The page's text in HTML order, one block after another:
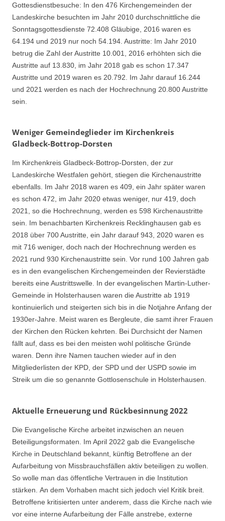
Gottesdienstbesuche: In den 476 Kirchengemeinden der
Landeskirche besuchten im Jahr 2010 durchschnittliche die
Sonntagsgottesdienste 72.408 Gläubige, 2016 waren es
64.194 und 2019 nur noch 54.194. Austritte: Im Jahr 2010
betrug die Zahl der Austritte 10.001, 2016 erhöhten sich die
Austritte auf 13.830, im Jahr 2018 gab es schon 17.347
Austritte und 2019 waren es 20.792. Im Jahr darauf 16.244
und 2021 werden es nach der Hochrechnung 20.800 Austritte
sein.
Weniger Gemeindeglieder im Kirchenkreis
Gladbeck-Bottrop-Dorsten
Im Kirchenkreis Gladbeck-Bottrop-Dorsten, der zur
Landeskirche Westfalen gehört, stiegen die Kirchenaustritte
ebenfalls. Im Jahr 2018 waren es 409, ein Jahr später waren
es schon 472, im Jahr 2020 etwas weniger, nur 419, doch
2021, so die Hochrechnung, werden es 598 Kirchenaustritte
sein. Im benachbarten Kirchenkreis Recklinghausen gab es
2018 über 700 Austritte, ein Jahr darauf 943, 2020 waren es
mit 716 weniger, doch nach der Hochrechnung werden es
2021 rund 930 Kirchenaustritte sein. Vor rund 100 Jahren gab
es in den evangelischen Kirchengemeinden der Revierstädte
bereits eine Austrittswelle. In der evangelischen Martin-Luther-
Gemeinde in Holsterhausen waren die Austritte ab 1919
kontinuierlich und steigerten sich bis in die Notjahre Anfang der
1930er-Jahre. Meist waren es Bergleute, die samt ihrer Frauen
der Kirchen den Rücken kehrten. Bei Durchsicht der Namen
fällt auf, dass es bei den meisten wohl politische Gründe
waren. Denn ihre Namen tauchen wieder auf in den
Mitgliederlisten der KPD, der SPD und der USPD sowie im
Streik um die so genannte Gottlosenschule in Holsterhausen.
Aktuelle Erneuerung und Rückbesinnung 2022
Die Evangelische Kirche arbeitet inzwischen an neuen
Beteiligungsformaten. Im April 2022 gab die Evangelische
Kirche in Deutschland bekannt, künftig Betroffene an der
Aufarbeitung von Missbrauchsfällen aktiv beteiligen zu wollen.
So wolle man das öffentliche Vertrauen in die Institution
stärken. An dem Vorhaben macht sich jedoch viel Kritik breit.
Betroffene kritisierten unter anderem, dass die Kirche nach wie
vor eine interne Aufarbeitung der Fälle anstrebe, externe